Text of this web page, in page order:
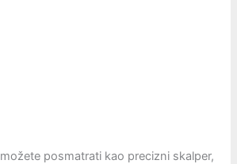
možete posmatrati kao precizni skalper,